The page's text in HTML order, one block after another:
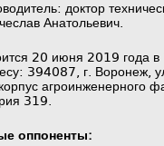
доктор
Анатольевич.
20 июня 2019 года в
394087, г. Воронеж,
агроинженерного
319.
оппоненты: